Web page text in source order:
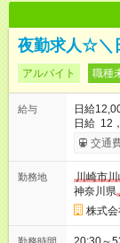
夜勤求人☆＼
アルバイト 職種
給与
日給
日給 12
スター
当(法定
共交通機
勤・バイク通勤もOK ◆日
も 日当
仕事を終えるほ
当等 ア
交通
勤務地
川崎市
神奈川県
株式